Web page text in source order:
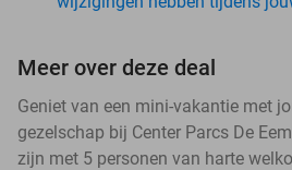
Meer over deze deal
Geniet van een mini-vakantie met
gezelschap bij Center Parcs De
zijn met 5 personen van harte